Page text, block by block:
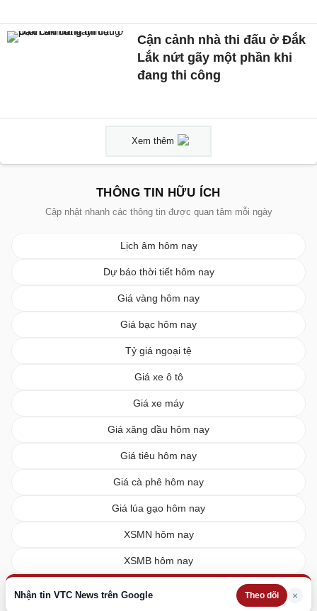
Nhận tin VTC News trên Google Theo dõi ×
Cận cảnh nhà thi đấu ở Đắk
Lắk nứt gãy một phần khi
đang thi công
Xem thêm
THÔNG TIN HỮU ÍCH
Cập nhật nhanh các thông tin được quan tâm mỗi ngày
Lịch âm hôm nay
Dự báo thời tiết hôm nay
Giá vàng hôm nay
Giá bạc hôm nay
Tỷ giá ngoại tệ
Giá xe ô tô
Giá xe máy
Giá xăng dầu hôm nay
Giá tiêu hôm nay
Giá cà phê hôm nay
Giá lúa gạo hôm nay
XSMN hôm nay
XSMB hôm nay